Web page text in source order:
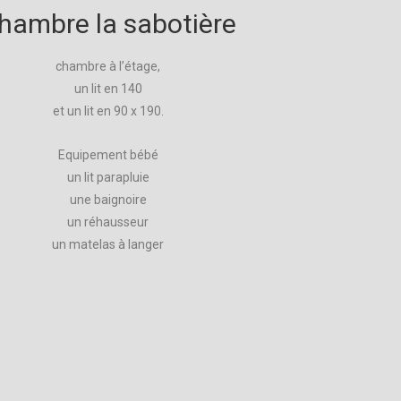
la sabotière
chambre à l’étage,
un lit en 140
et un lit en 90 x 190.
Equipement bébé
un lit parapluie
une baignoire
un réhausseur
un matelas à langer